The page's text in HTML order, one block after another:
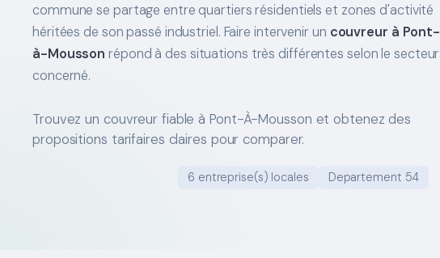
commune se partage entre quartiers résidentiels et zones d'activité
héritées de son passé industriel. Faire intervenir un couvreur à Pont-
à-Mousson répond à des situations très différentes selon le secteur
concerné.
Trouvez un couvreur fiable à Pont-À-Mousson et obtenez des
propositions tarifaires claires pour comparer.
6 entreprise(s) locales Departement 54